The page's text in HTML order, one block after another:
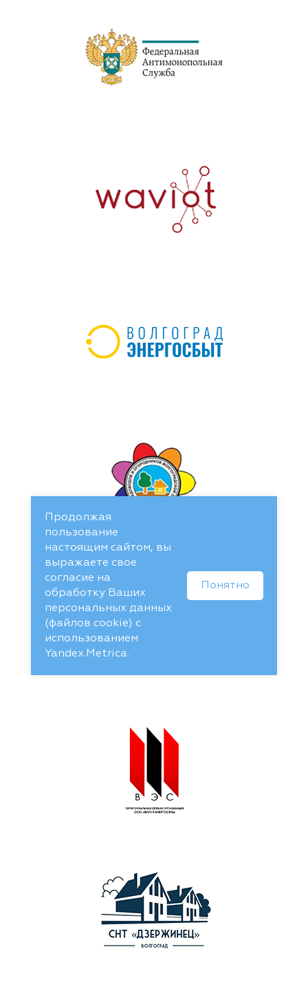
Продолжая
пользование
настоящим сайтом, вы
выражаете свое
согласие на
обработку Ваших
персональных данных
(файлов cookie) с
использованием
Yandex.Metrica.
Понятно